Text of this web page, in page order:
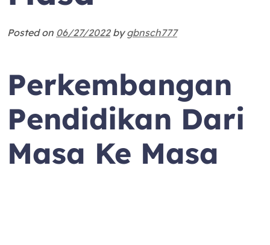
Posted on 06/27/2022bygbnsch777
Perkembangan
Pendidikan Dari
Masa Ke Masa